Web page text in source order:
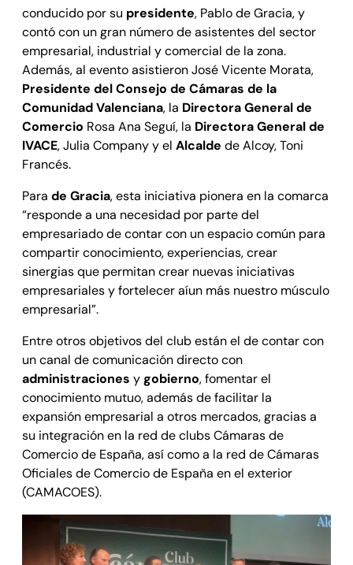
conducido por su presidente, Pablo de Gracia, y
contó con un gran número de asistentes del sector
empresarial, industrial y comercial de la zona.
Además, al evento asistieron José Vicente Morata,
Presidente del Consejo de Cámaras de la
Comunidad Valenciana, la Directora General de
Comercio Rosa Ana Seguí, la Directora General de
IVACE, Julia Company y el Alcalde de Alcoy, Toni
Francés.
Para de Gracia, esta iniciativa pionera en la comarca
“responde a una necesidad por parte del
empresariado de contar con un espacio común para
compartir conocimiento, experiencias, crear
sinergias que permitan crear nuevas iniciativas
empresariales y fortelecer aíun más nuestro músculo
empresarial”.
Entre otros objetivos del club están el de contar con
un canal de comunicación directo con
administraciones ygobierno, fomentar el
conocimiento mutuo, además de facilitar la
expansión empresarial a otros mercados, gracias a
su integración en la red de clubs Cámaras de
Comercio de España, así como a la red de Cámaras
Oficiales de Comercio de España en el exterior
(CAMACOES).